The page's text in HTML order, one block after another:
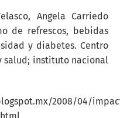
Angela Carriedo
de refrescos, bebidas
y diabetes. Centro
salud; instituto nacional
2008/04/